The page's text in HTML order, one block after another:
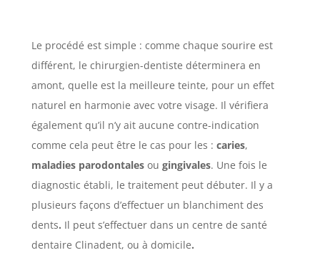
Le procédé est simple : comme chaque sourire est
différent, le chirurgien-dentiste déterminera en
amont, quelle est la meilleure teinte, pour un effet
naturel en harmonie avec votre visage. Il vérifiera
également qu’il n’y ait aucune contre-indication
comme cela peut être le cas pour les : caries,
maladies parodontalesou gingivales. Une fois le
diagnostic établi, le traitement peut débuter. Il y a
plusieurs façons d’effectuer un blanchiment des
dents. Il peut s’effectuer dans un centre de santé
dentaire Clinadent, ou à domicile.